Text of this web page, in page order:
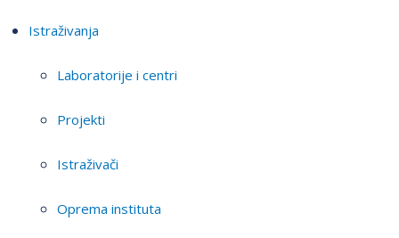
Istraživanja
Laboratorije i centri
Projekti
Istraživači
Oprema instituta